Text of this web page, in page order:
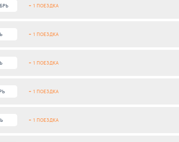
+ 1 ПОЕЗДКА
+ 1 ПОЕЗДКА
+ 1 ПОЕЗДКА
+ 1 ПОЕЗДКА
+ 1 ПОЕЗДКА